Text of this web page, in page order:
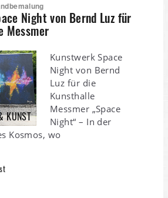
Night von Bernd Luz für
Messmer
KUNST
Kunstwerk Space
Night von Bernd
Luz für die
Kunsthalle
Messmer „Space
Night“ – In der
Kosmos, wo